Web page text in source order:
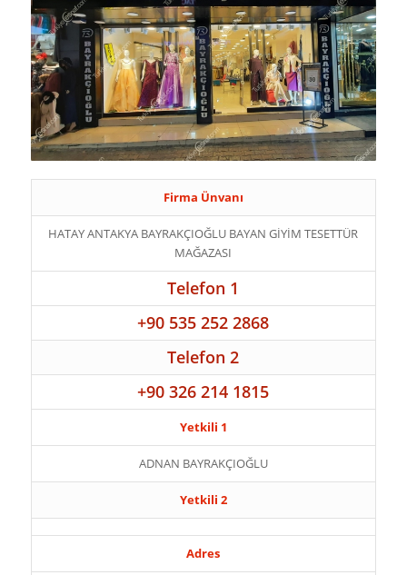
Firma Ünvanı
HATAY ANTAKYA BAYRAKÇIOĞLU BAYAN GİYİM TESETTÜR
MAĞAZASI
Telefon 1
+90 535 252 2868
Telefon 2
+90 326 214 1815
Yetkili 1
ADNAN BAYRAKÇIOĞLU
Yetkili 2
Adres